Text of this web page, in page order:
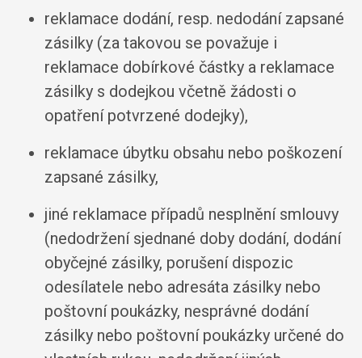
reklamace dodání, resp. nedodání zapsané
zásilky (za takovou se považuje i
reklamace dobírkové částky a reklamace
zásilky s dodejkou včetně žádosti o
opatření potvrzené dodejky),
reklamace úbytku obsahu nebo poškození
zapsané zásilky,
jiné reklamace případů nesplnění smlouvy
(nedodržení sjednané doby dodání, dodání
obyčejné zásilky, porušení dispozic
odesílatele nebo adresáta zásilky nebo
poštovní poukázky, nesprávné dodání
zásilky nebo poštovní poukázky určené do